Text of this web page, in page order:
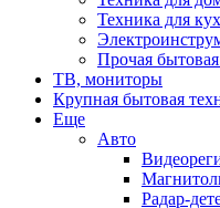
Техника для
Прочая
ТВ, мониторы
Крупная бытовая
Еще
Авто
Радар-